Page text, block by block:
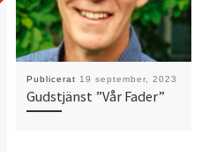
Publicerat 19 september, 2023
Gudstjänst ”Vår Fader”